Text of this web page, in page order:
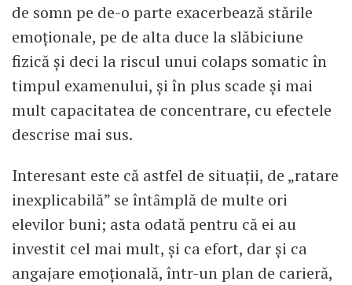
de somn pe de-o parte exacerbează stările
emoţionale, pe de alta duce la slăbiciune
fizică şi deci la riscul unui colaps somatic în
timpul examenului, şi în plus scade şi mai
mult capacitatea de concentrare, cu efectele
descrise mai sus.
Interesant este că astfel de situaţii, de „ratare
inexplicabilă” se întȃmplă de multe ori
elevilor buni; asta odată pentru că ei au
investit cel mai mult, şi ca efort, dar şi ca
angajare emoţională, într-un plan de carieră,